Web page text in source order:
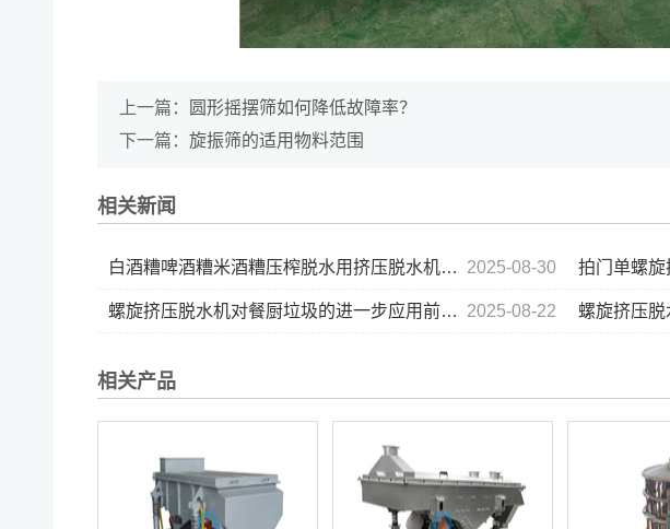
上一篇：
圆形摇摆筛如何降低故障率？
下一篇： 旋振筛的适用物料范围
相关新闻
2025-08-30
白酒糟啤酒糟米酒糟压榨脱水用挤压脱水机的优势... 拍门单螺
2025-08-22
螺旋挤压脱水机对餐厨垃圾的进一步应用前景... 螺旋挤压
相关产品